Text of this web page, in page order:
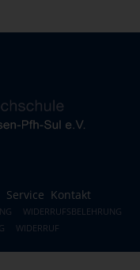
Service Kontakt
WIDERRUFSBELEHRUNG
WIDERRUF